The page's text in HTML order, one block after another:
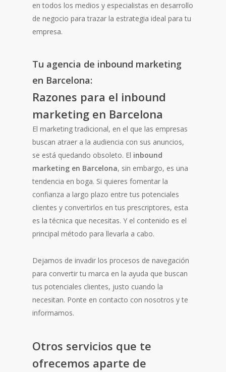
en todos los medios y especialistas en desarrollo
de negocio para trazar la estrategia ideal para tu
empresa.
Tu agencia de inbound marketing
en Barcelona:
Razones para el inbound
marketing en Barcelona
El marketing tradicional, en el que las empresas
buscan atraer a la audiencia con sus anuncios,
se está quedando obsoleto. El inbound
marketing en Barcelona, sin embargo, es una
tendencia en boga. Si quieres fomentar la
confianza a largo plazo entre tus potenciales
clientes y convertirlos en tus prescriptores, esta
es la técnica que necesitas. Y el contenido es el
principal método para llevarla a cabo.
Dejamos de invadir los procesos de navegación
para convertir tu marca en la ayuda que buscan
tus potenciales clientes, justo cuando la
necesitan. Ponte en contacto con nosotros y te
informamos.
Otros servicios que te
ofrecemos aparte de